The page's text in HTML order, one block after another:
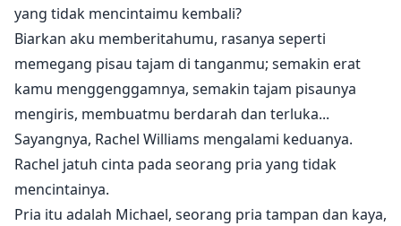
yang tidak mencintaimu kembali?
Biarkan aku memberitahumu, rasanya seperti
memegang pisau tajam di tanganmu; semakin erat
kamu menggenggamnya, semakin tajam pisaunya
mengiris, membuatmu berdarah dan terluka...
Sayangnya, Rachel Williams mengalami keduanya.
Rachel jatuh cinta pada seorang pria yang tidak
mencintainya.
Pria itu adalah Michael, seorang pria tampan dan kaya,